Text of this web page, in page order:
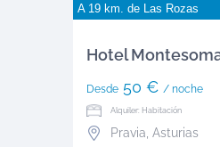
A 19 km. de Las Rozas
Hotel
Desde50 € / noche
Alquiler: Habitación
Pravia Asturias